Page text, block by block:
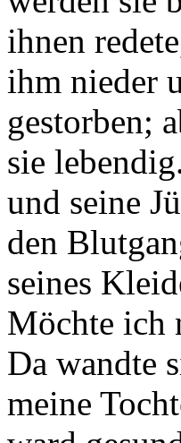
ihnen
ihm nieder
gestorben;
sie
und seine
den
seines
Möchte ich
Da wandte
meine